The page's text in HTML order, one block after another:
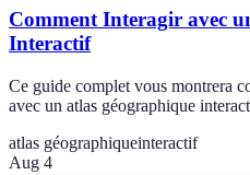
Comment Interagir avec
Interactif
Ce guide complet vous montrera
avec un atlas géographique
atlas géographiqueinteractif
Aug 4